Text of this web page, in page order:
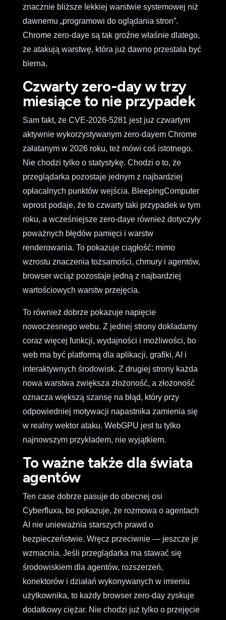
znacznie bliższe lekkiej warstwie systemowej niż
dawnemu „programowi do oglądania stron”.
Chrome zero-daye są tak groźne właśnie dlatego,
że atakują warstwę, która już dawno przestała być
bierna.
Czwarty zero-day w trzy
miesiące to nie przypadek
Sam fakt, że CVE-2026-5281 jest już czwartym
aktywnie wykorzystywanym zero-dayem Chrome
załatanym w 2026 roku, też mówi coś istotnego.
Nie chodzi tylko o statystykę. Chodzi o to, że
przeglądarka pozostaje jednym z najbardziej
opłacalnych punktów wejścia. BleepingComputer
wprost podaje, że to czwarty taki przypadek w tym
roku, a wcześniejsze zero-daye również dotyczyły
poważnych błędów pamięci i warstw
renderowania. To pokazuje ciągłość: mimo
wzrostu znaczenia tożsamości, chmury i agentów,
browser wciąż pozostaje jedną z najbardziej
wartościowych warstw przejęcia.
To również dobrze pokazuje napięcie
nowoczesnego webu. Z jednej strony dokładamy
coraz więcej funkcji, wydajności i możliwości, bo
web ma być platformą dla aplikacji, grafiki, AI i
interaktywnych środowisk. Z drugiej strony każda
nowa warstwa zwiększa złożoność, a złożoność
oznacza większą szansę na błąd, który przy
odpowiedniej motywacji napastnika zamienia się
w realny wektor ataku. WebGPU jest tu tylko
najnowszym przykładem, nie wyjątkiem.
To ważne także dla świata
agentów
Ten case dobrze pasuje do obecnej osi
Cyberfluxa, bo pokazuje, że rozmowa o agentach
AI nie unieważnia starszych prawd o
bezpieczeństwie. Wręcz przeciwnie — jeszcze je
wzmacnia. Jeśli przeglądarka ma stawać się
środowiskiem dla agentów, rozszerzeń,
konektorów i działań wykonywanych w imieniu
użytkownika, to każdy browser zero-day zyskuje
dodatkowy ciężar. Nie chodzi już tylko o przejęcie